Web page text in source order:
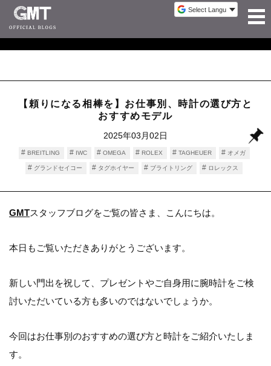
【頼りになる相棒を】お仕事別、時計の選び方と
おすすめモデル
2025年03月02日
BREITLING IWC OMEGA ROLEX TAGHEUER オメガ
グランドセイコー タグホイヤー ブライトリング ロレックス
GMTスタッフブログをご覧の皆さま、こんにちは。
本日もご覧いただきありがとうございます。
新しい門出を祝して、プレゼントやご自身用に腕時計をご検
討いただいている方も多いのではないでしょうか。
今回はお仕事別のおすすめの選び方と時計をご紹介いたしま
す。